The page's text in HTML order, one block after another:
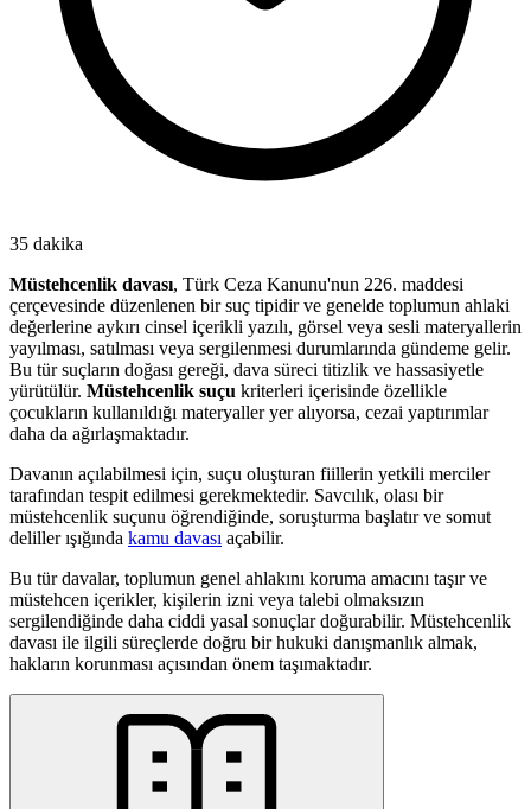
35 dakika
Müstehcenlik davası, Türk Ceza Kanunu'nun 226. maddesi
çerçevesinde düzenlenen bir suç tipidir ve genelde toplumun ahlaki
değerlerine aykırı cinsel içerikli yazılı, görsel veya sesli materyallerin
yayılması, satılması veya sergilenmesi durumlarında gündeme gelir.
Bu tür suçların doğası gereği, dava süreci titizlik ve hassasiyetle
yürütülür. Müstehcenlik suçu kriterleri içerisinde özellikle
çocukların kullanıldığı materyaller yer alıyorsa, cezai yaptırımlar
daha da ağırlaşmaktadır.
Davanın açılabilmesi için, suçu oluşturan fiillerin yetkili merciler
tarafından tespit edilmesi gerekmektedir. Savcılık, olası bir
müstehcenlik suçunu öğrendiğinde, soruşturma başlatır ve somut
deliller ışığında kamu davası açabilir.
Bu tür davalar, toplumun genel ahlakını koruma amacını taşır ve
müstehcen içerikler, kişilerin izni veya talebi olmaksızın
sergilendiğinde daha ciddi yasal sonuçlar doğurabilir. Müstehcenlik
davası ile ilgili süreçlerde doğru bir hukuki danışmanlık almak,
hakların korunması açısından önem taşımaktadır.